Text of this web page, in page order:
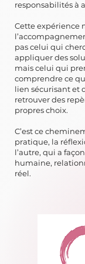
responsabilités à
Cette expérience
pas celui qui
appliquer des
mais celui qui
comprendre ce
lien sécurisant et
retrouver des
propres choix.
C’est ce
pratique, la
l’autre, qui a
humaine,
réel.